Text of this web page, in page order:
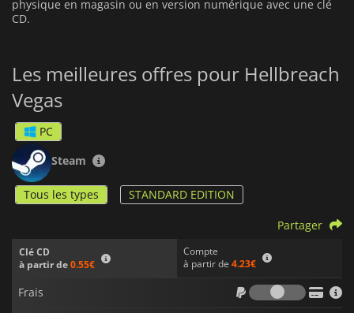
physique en magasin ou en version numérique avec une clé
CD.
Les meilleures offres pour Hellbreach
Vegas
PC
Steam
Tous les types STANDARD EDITION
Clé CD
à partir de0.55€
Compte
à partir de 4.23€
Partager
Frais
Frais